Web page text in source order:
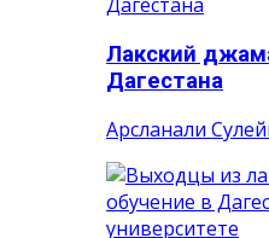
Лакский
Дагестана
Арсланали